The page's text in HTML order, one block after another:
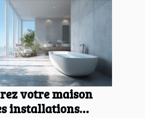
votre maison
installations